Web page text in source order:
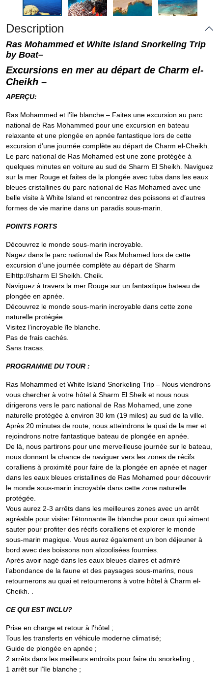
Description
Ras Mohammed et White Island Snorkeling Trip
by Boat–
Excursions en mer au départ de Charm el-
Cheikh –
APERÇU:
Ras Mohammed et l’île blanche – Faites une excursion au parc
national de Ras Mohammed pour une excursion en bateau
relaxante et une plongée en apnée fantastique lors de cette
excursion d’une journée complète au départ de Charm el-Cheikh.
Le parc national de Ras Mohamed est une zone protégée à
quelques minutes en voiture au sud de Sharm El Sheikh. Naviguez
sur la mer Rouge et faites de la plongée avec tuba dans les eaux
bleues cristallines du parc national de Ras Mohamed avec une
belle visite à White Island et rencontrez des poissons et d’autres
formes de vie marine dans un paradis sous-marin.
POINTS FORTS
Découvrez le monde sous-marin incroyable.
Nagez dans le parc national de Ras Mohamed lors de cette
excursion d’une journée complète au départ de Sharm
Elhttp://sharm El Sheikh. Cheik.
Naviguez à travers la mer Rouge sur un fantastique bateau de
plongée en apnée.
Découvrez le monde sous-marin incroyable dans cette zone
naturelle protégée.
Visitez l’incroyable île blanche.
Pas de frais cachés.
Sans tracas.
PROGRAMME DU TOUR :
Ras Mohammed et White Island Snorkeling Trip – Nous viendrons
vous chercher à votre hôtel à Sharm El Sheik et nous nous
dirigerons vers le parc national de Ras Mohamed, une zone
naturelle protégée à environ 30 km (19 miles) au sud de la ville.
Après 20 minutes de route, nous atteindrons le quai de la mer et
rejoindrons notre fantastique bateau de plongée en apnée.
De là, nous partirons pour une merveilleuse journée sur le bateau,
nous donnant la chance de naviguer vers les zones de récifs
coralliens à proximité pour faire de la plongée en apnée et nager
dans les eaux bleues cristallines de Ras Mohamed pour découvrir
le monde sous-marin incroyable dans cette zone naturelle
protégée.
Vous aurez 2-3 arrêts dans les meilleures zones avec un arrêt
agréable pour visiter l’étonnante île blanche pour ceux qui aiment
sauter pour profiter des récifs coralliens et explorer le monde
sous-marin magique. Vous aurez également un bon déjeuner à
bord avec des boissons non alcoolisées fournies.
Après avoir nagé dans les eaux bleues claires et admiré
l’abondance de la faune et des paysages sous-marins, nous
retournerons au quai et retournerons à votre hôtel à Charm el-
Cheikh. .
CE QUI EST INCLU?
Prise en charge et retour à l’hôtel ;
Tous les transferts en véhicule moderne climatisé;
Guide de plongée en apnée ;
2 arrêts dans les meilleurs endroits pour faire du snorkeling ;
1 arrêt sur l’île blanche ;